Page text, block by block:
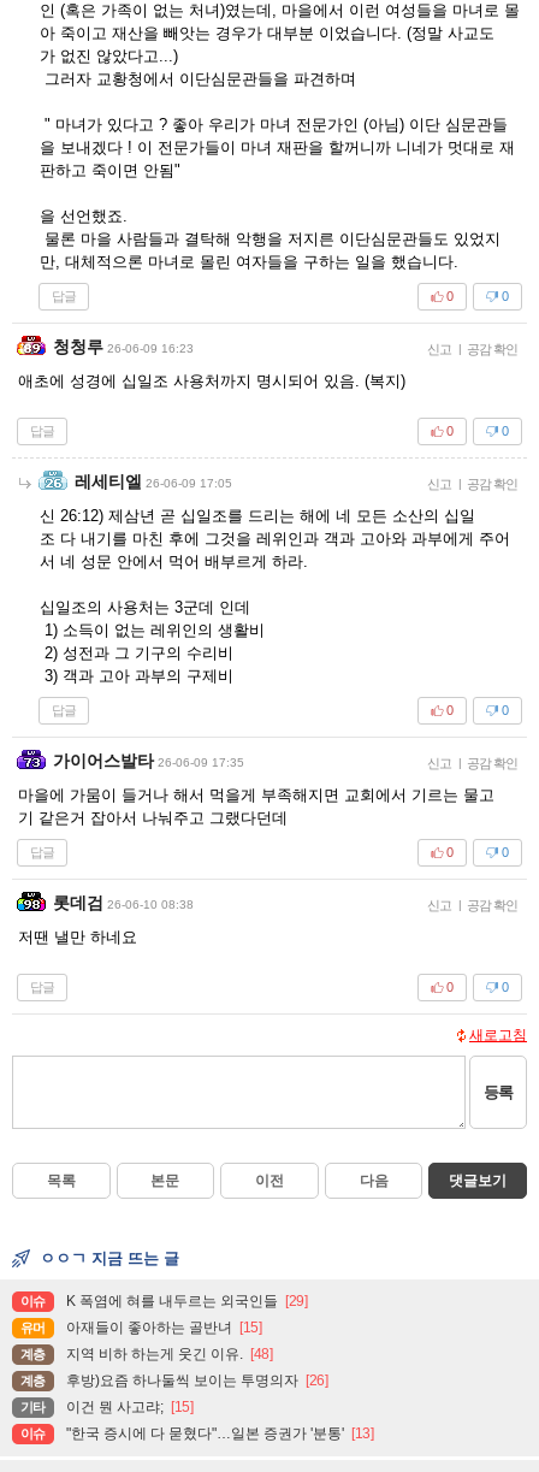
인 (혹은 가족이 없는 처녀)였는데, 마을에서 이런 여성들을 마녀로 몰
아 죽이고 재산을 빼앗는 경우가 대부분 이었습니다. (정말 사교도
가 없진 않았다고...)
그러자 교황청에서 이단심문관들을 파견하며
" 마녀가 있다고 ? 좋아 우리가 마녀 전문가인 (아님) 이단 심문관들
을 보내겠다 ! 이 전문가들이 마녀 재판을 할꺼니까 니네가 멋대로 재
판하고 죽이면 안됨"
을 선언했죠.
물론 마을 사람들과 결탁해 악행을 저지른 이단심문관들도 있었지
만, 대체적으론 마녀로 몰린 여자들을 구하는 일을 했습니다.
답글 0
0
청청루 26-06-09 16:23 신고 | 공감 확인
애초에 성경에 십일조 사용처까지 명시되어 있음. (복지)
답글 0
0
레세티엘 26-06-09 17:05 신고 | 공감 확인
신 26:12) 제삼년 곧 십일조를 드리는 해에 네 모든 소산의 십일
조 다 내기를 마친 후에 그것을 레위인과 객과 고아와 과부에게 주어
서 네 성문 안에서 먹어 배부르게 하라.
십일조의 사용처는 3군데 인데
1) 소득이 없는 레위인의 생활비
2) 성전과 그 기구의 수리비
3) 객과 고아 과부의 구제비
답글 0
0
가이어스발타 26-06-09 17:35 신고 | 공감 확인
마을에 가뭄이 들거나 해서 먹을게 부족해지면 교회에서 기르는 물고
기 같은거 잡아서 나눠주고 그랬다던데
답글 0
0
롯데검 26-06-10 08:38 신고 | 공감 확인
저땐 낼만 하네요
답글 0
0
새로고침
등록
목록 본문 이전 다음 댓글보기
ㅇㅇㄱ 지금 뜨는 글
이슈 K 폭염에 혀를 내두르는 외국인들 [29]
유머 아재들이 좋아하는 골반녀 [15]
계층 지역 비하 하는게 웃긴 이유. [48]
계층 후방)요즘 하나둘씩 보이는 투명의자 [26]
기타 이건 뭔 사고랴; [15]
이슈 "한국 증시에 다 묻혔다"…일본 증권가 '분통' [13]